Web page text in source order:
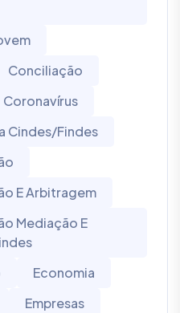
Conciliação
Coronavírus
Cindes/Findes
E Arbitragem
Mediação E
Economia
Empresas